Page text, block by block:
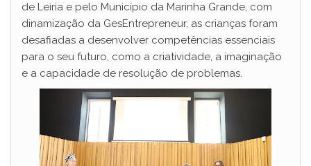
de Leiria e pelo Município da Marinha Grande, com
dinamização da GesEntrepreneur, as crianças foram
desafiadas a desenvolver competências essenciais
para o seu futuro, como a criatividade, a imaginação
e a capacidade de resolução de problemas.